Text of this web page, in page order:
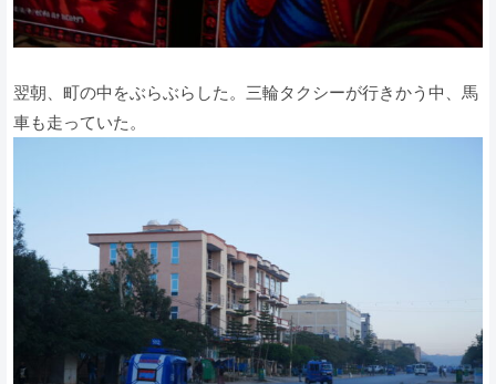
翌朝、町の中をぶらぶらした。三輪タクシーが行きかう中、馬
車も走っていた。